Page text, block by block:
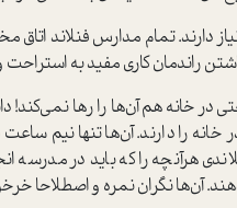
دارند. تمام مدارس فنلاند
راندمان کاری مفید به
در خانه هم آن‌ها را رها نمی‌کند!
را دارند. آن‌ها تنها نیم
هرآنچه را که باید در مدرسه